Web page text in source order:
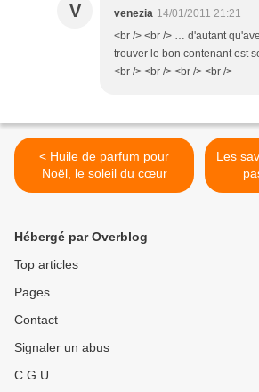
V venezia 14/01/2011 21:21
<br /> <br /> … d'autant
trouver le bon contenant est
<br /> <br /> <br /> <br />
< Huile de parfum pour
Noël, le soleil du cœur
Les
Hébergé par Overblog
Top articles
Pages
Contact
Signaler un abus
C.G.U.